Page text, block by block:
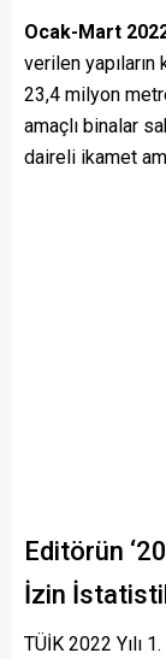
Ocak-Mart
verilen
23,4 milyon
amaçlı binalar
daireli ikamet
Editörün
İzin
TÜİK 2022 Yılı